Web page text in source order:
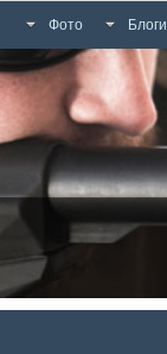
Фото Блоги